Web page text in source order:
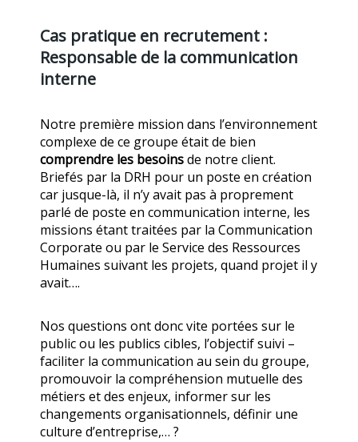
Cas pratique en recrutement :
Responsable de la communication
interne
Notre première mission dans l’environnement
complexe de ce groupe était de bien
comprendre les besoinsde notre client.
Briefés par la DRH pour un poste en création
car jusque-là, il n’y avait pas à proprement
parlé de poste en communication interne, les
missions étant traitées par la Communication
Corporate ou par le Service des Ressources
Humaines suivant les projets, quand projet il y
avait….
Nos questions ont donc vite portées sur le
public ou les publics cibles, l’objectif suivi –
faciliter la communication au sein du groupe,
promouvoir la compréhension mutuelle des
métiers et des enjeux, informer sur les
changements organisationnels, définir une
culture d’entreprise,… ?